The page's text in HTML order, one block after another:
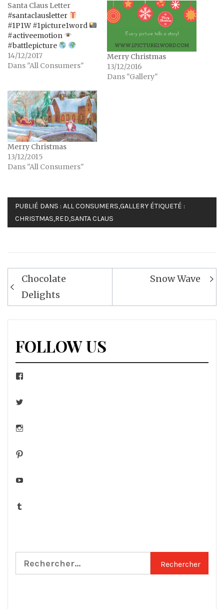
Santa Claus Letter
#santaclausletter
#1P1W #1picture1word
#activeemotion
#battlepicture
14/12/2017
Dans "All Consumers"
Merry Christmas
13/12/2016
Dans "Gallery"
Merry Christmas
13/12/2015
Dans "All Consumers"
PUBLIÉ DANS : ALL CONSUMERS,GALLERY ÉTIQUETÉ :
CHRISTMAS,RED,SANTA CLAUS
Navigation
de
l’article
Chocolate
Delights
Snow Wave
FOLLOW US
Facebook
Twitter
Instagram
Pinterest
YouTube
Tumblr
Rechercher :